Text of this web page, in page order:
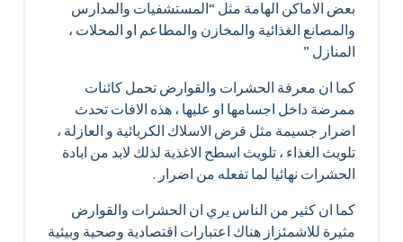
بعض الاماكن الهامة مثل “المستشفيات والمدارس
والمصانع الغذائية والمخازن والمطاعم او المحلات ،
المنازل ”
كما ان معرفة الحشرات والقوارض تحمل كائنات
ممرضة داخل اجسامها او عليها ، هذه الافات تحدث
اضرار جسيمة مثل قرض الاسلاك الكربائية و العازلة ،
تلويث الغذاء ، تلويث اسطح الاغذية لذلك لابد من ابادة
الحشرات نهائيا لما تفعله من اضرار .
كما ان كثير من الناس يري ان الحشرات والقوارض
مثيرة للاشمئزاز هناك اعتبارات اقتصادية وصحية وبيئية